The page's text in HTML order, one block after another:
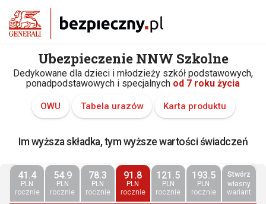
Ubezpieczenie NNW Szkolne
Dedykowane dla dzieci i młodzieży szkół podstawowych,
ponadpodstawowych i specjalnych od 7 roku życia
OWU Tabela urazów Karta produktu
Im wyższa składka, tym wyższe wartości świadczeń
41.4
PLN
rocznie
54.9
PLN
rocznie
78.3
PLN
rocznie
91.8
PLN
rocznie
121.5
PLN
rocznie
193.5
PLN
rocznie
Stwórz
własny
wariant